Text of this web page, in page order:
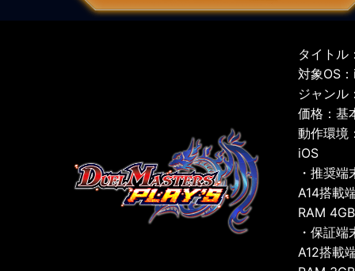
タイトル
対象OS
ジャンル
価格：基
動作環境
iOS
・推奨端
A14搭載
RAM
・保証端
A12搭載